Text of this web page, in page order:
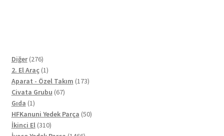
Diğer 276276
ürün
2. El Araç 11
ürün
Aparat - Özel Takım 173173
Civata Grubu 6767
Gıda 11
ürün
HFKanuni Yedek Parça 5050
İkinci El 310310